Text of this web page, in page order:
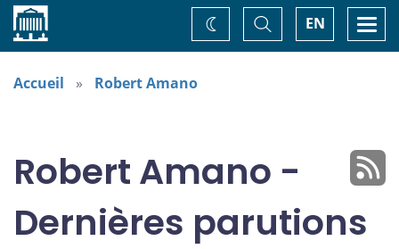
Accueil EN
Basculer
la
recherche
Changez
de
Accueil Robert Amano
Robert Amano -
Dernières parutions